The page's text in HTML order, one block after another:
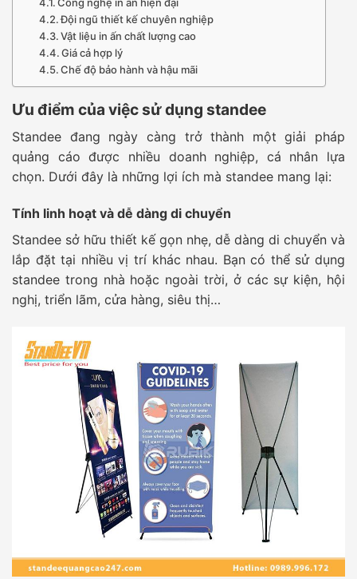
Công nghệ in ấn hiện đại
Đội ngũ thiết kế chuyên nghiệp
Vật liệu in ấn chất lượng cao
Giá cả hợp lý
Chế độ bảo hành và hậu mãi
Ưu điểm của việc sử dụng standee
Standee đang ngày càng trở thành một giải pháp
quảng cáo được nhiều doanh nghiệp, cá nhân lựa
chọn. Dưới đây là những lợi ích mà standee mang lại:
Tính linh hoạt và dễ dàng di chuyển
Standee sở hữu thiết kế gọn nhẹ, dễ dàng di chuyển và
lắp đặt tại nhiều vị trí khác nhau. Bạn có thể sử dụng
standee trong nhà hoặc ngoài trời, ở các sự kiện, hội
nghị, triển lãm, cửa hàng, siêu thị…